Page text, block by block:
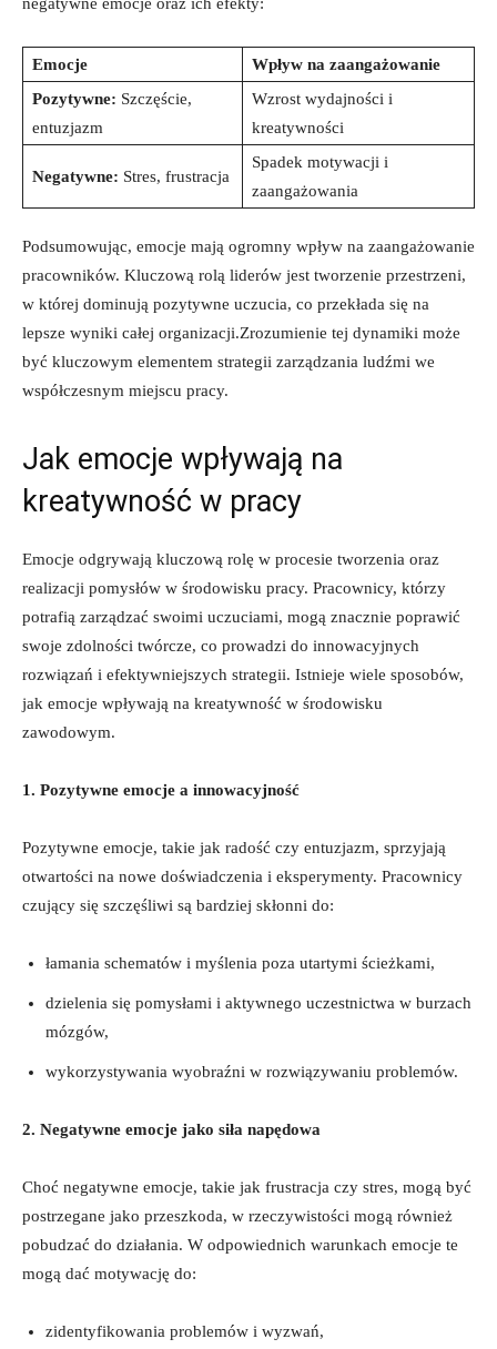
negatywne emocje oraz ich efekty:
Emocje
Wpływ na zaangażowanie
Pozytywne: Szczęście,
entuzjazm
Wzrost wydajności i
kreatywności
Negatywne: Stres, frustracja
Spadek motywacji i
zaangażowania
Podsumowując, emocje mają ogromny wpływ na zaangażowanie
pracowników. Kluczową rolą liderów jest tworzenie przestrzeni,
w której dominują pozytywne uczucia, co przekłada się na
lepsze wyniki całej organizacji.Zrozumienie tej dynamiki może
być kluczowym elementem strategii zarządzania ludźmi we
współczesnym miejscu pracy.
Jak emocje wpływają na
kreatywność w pracy
Emocje odgrywają kluczową rolę w procesie tworzenia oraz
realizacji pomysłów w środowisku pracy. Pracownicy, którzy
potrafią zarządzać swoimi uczuciami, mogą znacznie poprawić
swoje zdolności twórcze, co prowadzi do innowacyjnych
rozwiązań i efektywniejszych strategii. Istnieje wiele sposobów,
jak emocje wpływają na kreatywność w środowisku
zawodowym.
1. Pozytywne emocje a innowacyjność
Pozytywne emocje, takie jak radość czy entuzjazm, sprzyjają
otwartości na nowe doświadczenia i eksperymenty. Pracownicy
czujący się szczęśliwi są bardziej skłonni do:
łamania schematów i myślenia poza utartymi ścieżkami,
dzielenia się pomysłami i aktywnego uczestnictwa w burzach
mózgów,
wykorzystywania wyobraźni w rozwiązywaniu problemów.
2. Negatywne emocje jako siła napędowa
Choć negatywne emocje, takie jak frustracja czy stres, mogą być
postrzegane jako przeszkoda, w rzeczywistości mogą również
pobudzać do działania. W odpowiednich warunkach emocje te
mogą dać motywację do:
zidentyfikowania problemów i wyzwań,